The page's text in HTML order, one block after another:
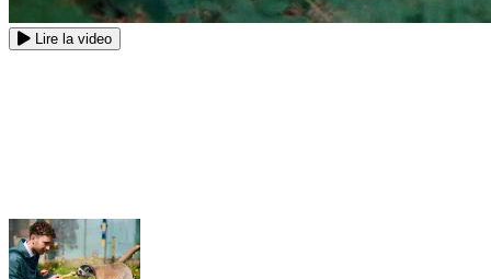
Lire la video